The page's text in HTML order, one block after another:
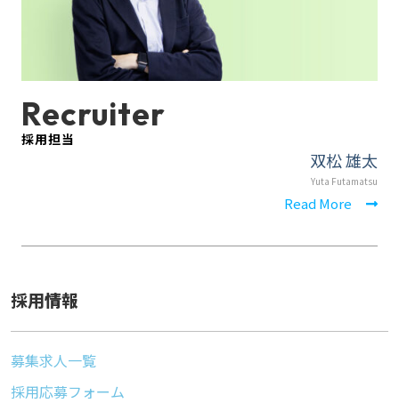
Recruiter
採用担当
双松 雄太
Yuta Futamatsu
Read More
採用情報
募集求人一覧
採用応募フォーム